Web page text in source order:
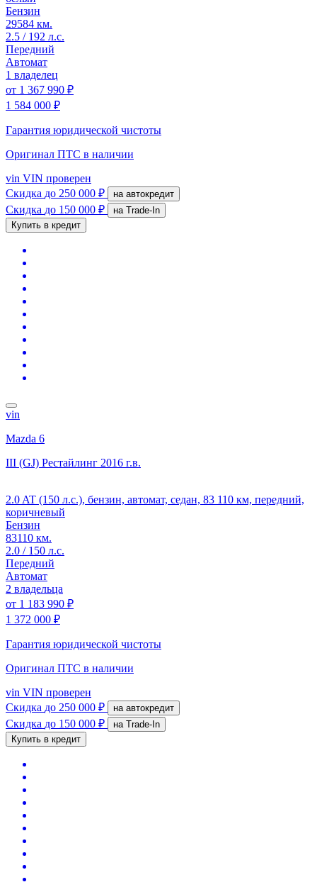
Бензин
29584 км.
2.5 / 192 л.с.
Передний
Автомат
1 владелец
от 1 367 990 ₽
1 584 000 ₽
Гарантия юридической чистоты
Оригинал ПТС в наличии
vin VIN проверен
Скидка до 250 000 ₽ на автокредит
Скидка до 150 000 ₽
на Trade-In
Купить в кредит
vin
Mazda 6
III (GJ) Рестайлинг 2016 г.в.
2.0 AT (150 л.с.), бензин, автомат, седан, 83 110 км, передний,
коричневый
Бензин
83110 км.
2.0 / 150 л.с.
Передний
Автомат
2 владельца
от 1 183 990 ₽
1 372 000 ₽
Гарантия юридической чистоты
Оригинал ПТС в наличии
vin VIN проверен
Скидка до 250 000 ₽ на автокредит
Скидка до 150 000 ₽
на Trade-In
Купить в кредит